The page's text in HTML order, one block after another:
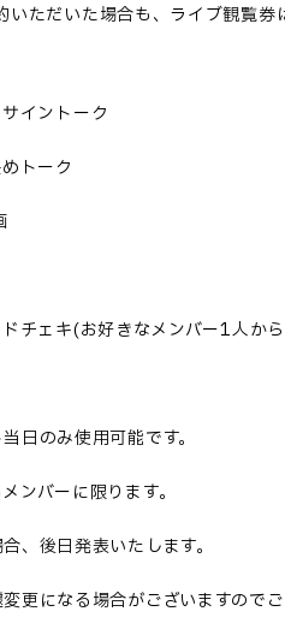
いただいた場合も、ライブ観覧券
イントーク
トーク
チェキ(お好きなメンバー1人か
日のみ使用可能です。
ンバーに限ります。
、後日発表いたします。
更になる場合がございますのでご